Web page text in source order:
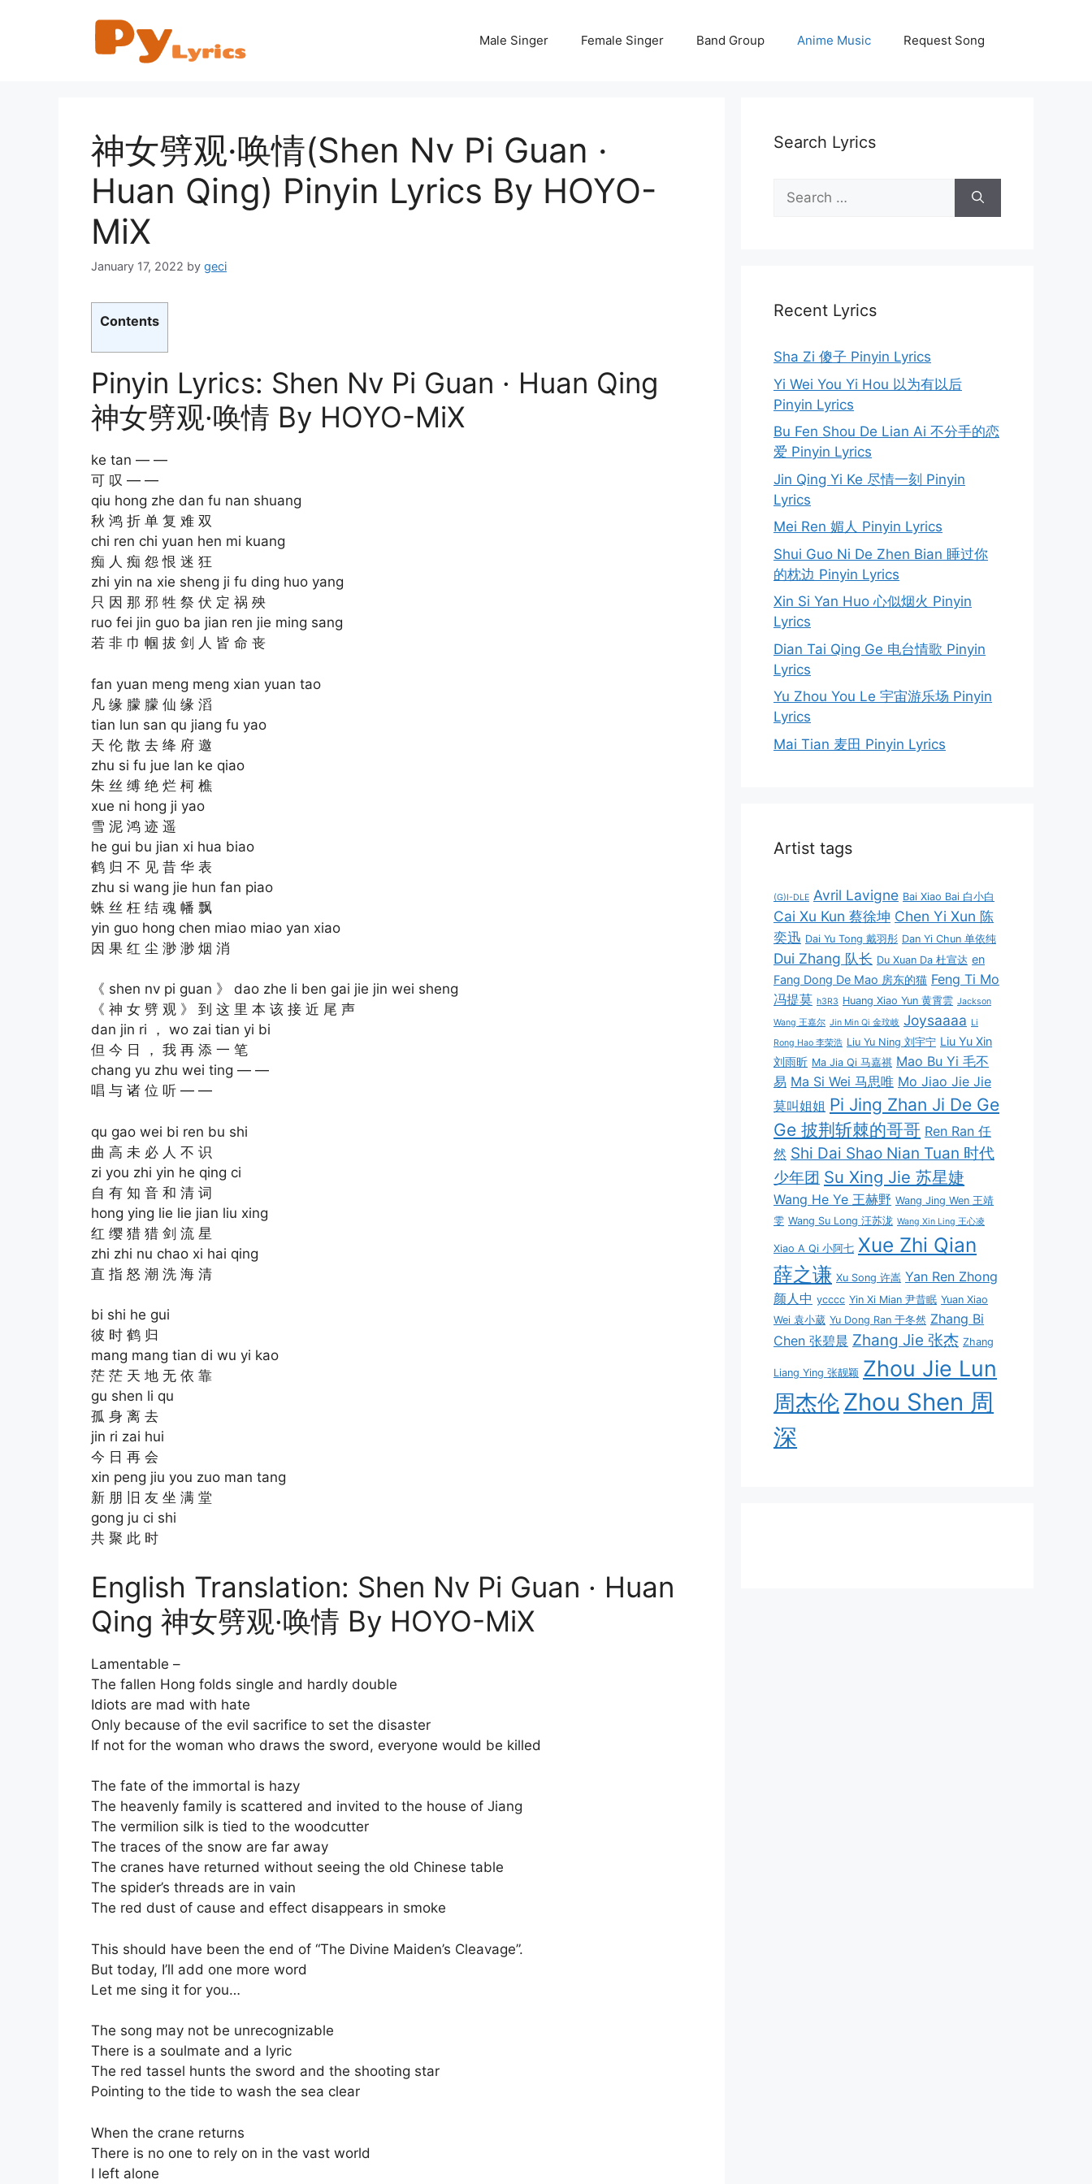
Male Singer Female Singer Band Group Anime Music Request Song
神女劈观·唤情(Shen Nv Pi Guan ·
Huan Qing) Pinyin Lyrics By HOYO-
MiX
January 17, 2022 by geci
Contents
Pinyin Lyrics: Shen Nv Pi Guan · Huan Qing
神女劈观·唤情 By HOYO-MiX
ke tan — —
可 叹 — —
qiu hong zhe dan fu nan shuang
秋 鸿 折 单 复 难 双
chi ren chi yuan hen mi kuang
痴 人 痴 怨 恨 迷 狂
zhi yin na xie sheng ji fu ding huo yang
只 因 那 邪 牲 祭 伏 定 祸 殃
ruo fei jin guo ba jian ren jie ming sang
若 非 巾 帼 拔 剑 人 皆 命 丧
fan yuan meng meng xian yuan tao
凡 缘 朦 朦 仙 缘 滔
tian lun san qu jiang fu yao
天 伦 散 去 绛 府 邀
zhu si fu jue lan ke qiao
朱 丝 缚 绝 烂 柯 樵
xue ni hong ji yao
雪 泥 鸿 迹 遥
he gui bu jian xi hua biao
鹤 归 不 见 昔 华 表
zhu si wang jie hun fan piao
蛛 丝 枉 结 魂 幡 飘
yin guo hong chen miao miao yan xiao
因 果 红 尘 渺 渺 烟 消
《 shen nv pi guan 》 dao zhe li ben gai jie jin wei sheng
《 神 女 劈 观 》 到 这 里 本 该 接 近 尾 声
dan jin ri ， wo zai tian yi bi
但 今 日 ， 我 再 添 一 笔
chang yu zhu wei ting — —
唱 与 诸 位 听 — —
qu gao wei bi ren bu shi
曲 高 未 必 人 不 识
zi you zhi yin he qing ci
自 有 知 音 和 清 词
hong ying lie lie jian liu xing
红 缨 猎 猎 剑 流 星
zhi zhi nu chao xi hai qing
直 指 怒 潮 洗 海 清
bi shi he gui
彼 时 鹤 归
mang mang tian di wu yi kao
茫 茫 天 地 无 依 靠
gu shen li qu
孤 身 离 去
jin ri zai hui
今 日 再 会
xin peng jiu you zuo man tang
新 朋 旧 友 坐 满 堂
gong ju ci shi
共 聚 此 时
English Translation: Shen Nv Pi Guan · Huan
Qing 神女劈观·唤情 By HOYO-MiX
Lamentable –
The fallen Hong folds single and hardly double
Idiots are mad with hate
Only because of the evil sacrifice to set the disaster
If not for the woman who draws the sword, everyone would be killed
The fate of the immortal is hazy
The heavenly family is scattered and invited to the house of Jiang
The vermilion silk is tied to the woodcutter
The traces of the snow are far away
The cranes have returned without seeing the old Chinese table
The spider’s threads are in vain
The red dust of cause and effect disappears in smoke
This should have been the end of “The Divine Maiden’s Cleavage”.
But today, I’ll add one more word
Let me sing it for you…
The song may not be unrecognizable
There is a soulmate and a lyric
The red tassel hunts the sword and the shooting star
Pointing to the tide to wash the sea clear
When the crane returns
There is no one to rely on in the vast world
I left alone
Search Lyrics
Search
for:
Recent Lyrics
Sha Zi 傻子 Pinyin Lyrics
Yi Wei You Yi Hou 以为有以后
Pinyin Lyrics
Bu Fen Shou De Lian Ai 不分手的恋
爱 Pinyin Lyrics
Jin Qing Yi Ke 尽情一刻 Pinyin
Lyrics
Mei Ren 媚人 Pinyin Lyrics
Shui Guo Ni De Zhen Bian 睡过你
的枕边 Pinyin Lyrics
Xin Si Yan Huo 心似烟火 Pinyin
Lyrics
Dian Tai Qing Ge 电台情歌 Pinyin
Lyrics
Yu Zhou You Le 宇宙游乐场 Pinyin
Lyrics
Mai Tian 麦田 Pinyin Lyrics
Artist tags
(G)I-DLE Avril Lavigne Bai Xiao Bai 白小白
Cai Xu Kun 蔡徐坤 Chen Yi Xun 陈
奕迅 Dai Yu Tong 戴羽彤 Dan Yi Chun 单依纯
Dui Zhang 队长 Du Xuan Da 杜宣达 en
Fang Dong De Mao 房东的猫 Feng Ti Mo
冯提莫 h3R3 Huang Xiao Yun 黄霄雲 Jackson
Wang 王嘉尔 Jin Min Qi 金玟岐 Joysaaaa Li
Rong Hao 李荣浩 Liu Yu Ning 刘宇宁 Liu Yu Xin
刘雨昕 Ma Jia Qi 马嘉祺 Mao Bu Yi 毛不
易 Ma Si Wei 马思唯 Mo Jiao Jie Jie
莫叫姐姐 Pi Jing Zhan Ji De Ge
Ge 披荆斩棘的哥哥 Ren Ran 任
然 Shi Dai Shao Nian Tuan 时代
少年团 Su Xing Jie 苏星婕
Wang He Ye 王赫野 Wang Jing Wen 王靖
雯 Wang Su Long 汪苏泷 Wang Xin Ling 王心凌
Xiao A Qi 小阿七 Xue Zhi Qian
薛之谦 Xu Song 许嵩 Yan Ren Zhong
颜人中 ycccc Yin Xi Mian 尹昔眠 Yuan Xiao
Wei 袁小葳 Yu Dong Ran 于冬然 Zhang Bi
Chen 张碧晨 Zhang Jie 张杰 Zhang
Liang Ying 张靓颖 Zhou Jie Lun
周杰伦Zhou Shen 周
深